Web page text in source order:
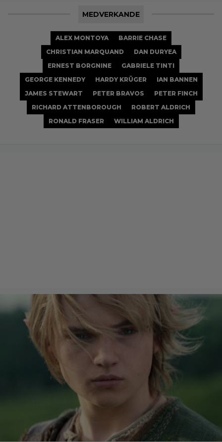
MEDVERKANDE
ALEX MONTOYA
BARRIE CHASE
CHRISTIAN MARQUAND
DAN DURYEA
ERNEST BORGNINE
GABRIELE TINTI
GEORGE KENNEDY
HARDY KRÜGER
IAN BANNEN
JAMES STEWART
PETER BRAVOS
PETER FINCH
RICHARD ATTENBOROUGH
ROBERT ALDRICH
RONALD FRASER
WILLIAM ALDRICH